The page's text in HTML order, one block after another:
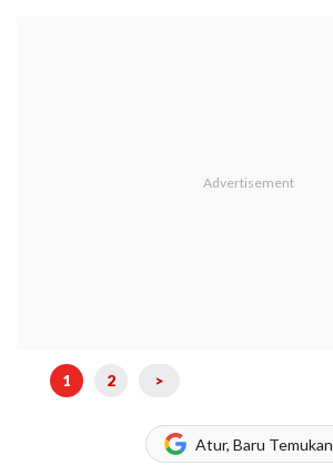
1 2 >
Atur, Baru Temukan